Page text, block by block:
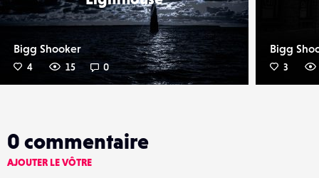
Bigg Shooker
4 15 0
Bigg
3
0 commentaire
AJOUTER LE VÔTRE